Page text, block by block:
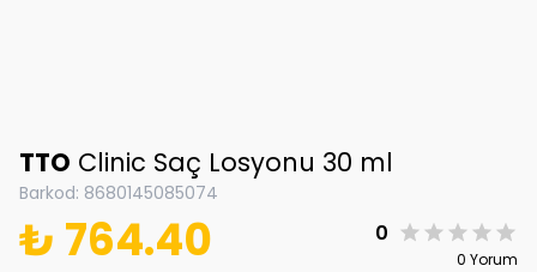
TTO Clinic Saç Losyonu 30 ml
Barkod: 8680145085074
₺ 764.40 0
0 Yorum